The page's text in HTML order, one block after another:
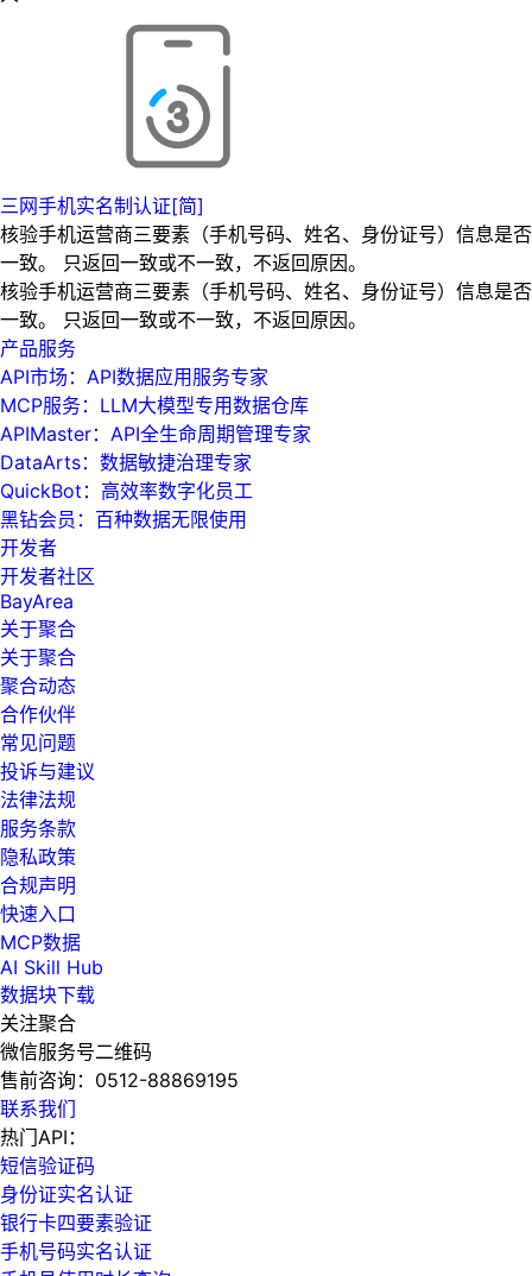
三网手机实名制认证[简]
核验手机运营商三要素（手机号码、姓名、身份证号）信息是否
一致。 只返回一致或不一致，不返回原因。
核验手机运营商三要素（手机号码、姓名、身份证号）信息是否
一致。 只返回一致或不一致，不返回原因。
产品服务
API市场：API数据应用服务专家
MCP服务：LLM大模型专用数据仓库
APIMaster：API全生命周期管理专家
DataArts：数据敏捷治理专家
QuickBot：高效率数字化员工
黑钻会员：百种数据无限使用
开发者
开发者社区
BayArea
关于聚合
关于聚合
聚合动态
合作伙伴
常见问题
投诉与建议
法律法规
服务条款
隐私政策
合规声明
快速入口
MCP数据
AI Skill Hub
数据块下载
关注聚合
微信服务号二维码
售前咨询： 0512-88869195
联系我们
热门API：
短信验证码
身份证实名认证
银行卡四要素验证
手机号码实名认证